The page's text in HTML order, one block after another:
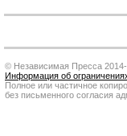
© Независимая Пресса
Информация об
Полное или частичное
без письменного согласия